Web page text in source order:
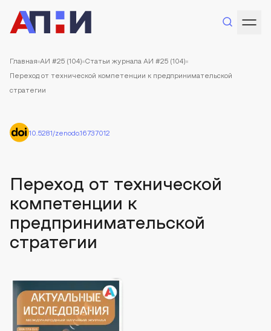
Главная АИ #25 (104) Статьи журнала АИ #25 (104)
Переход от технической компетенции к предпринимательской
стратегии
10.5281/zenodo.16737012
Переход от технической
компетенции к
предпринимательской
стратегии